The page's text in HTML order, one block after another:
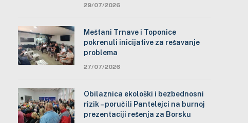
29/07/2026
Meštani Trnave i Toponice
pokrenuli inicijative za rešavanje
problema
27/07/2026
Obilaznica ekološki i bezbednosni
rizik – poručili Pantelejci na burnoj
prezentaciji rešenja za Borsku